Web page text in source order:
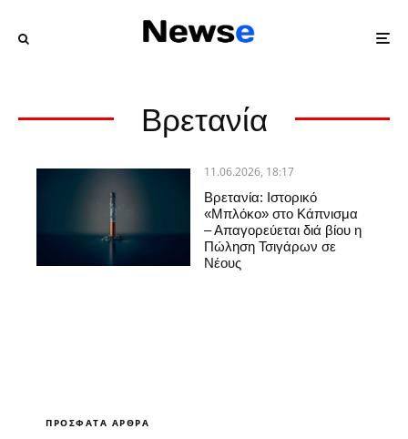
Βρετανία
11.06.2026, 18:17
Βρετανία: Ιστορικό
«Μπλόκο» στο Κάπνισμα
– Απαγορεύεται διά βίου η
Πώληση Τσιγάρων σε
Νέους
ΠΡΌΣΦΑΤΑ ΆΡΘΡΑ